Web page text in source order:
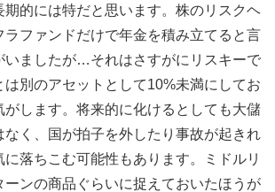
期的には特だと思います。株のリスクヘ
ラファンドだけで年金を積み立てると言
いましたが…それはさすがにリスキーで
は別のアセットとして10%未満にしてお
がします。将来的に化けるとしても大儲
なく、国が拍子を外したり事故が起きれ
落ちこむ可能性もあります。ミドルリ
ーンの商品ぐらいに捉えておいたほうが